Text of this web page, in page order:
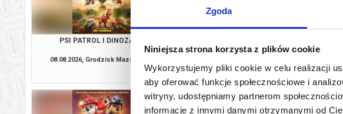
Zgoda
Niniejsza strona korzysta z plików cookie
Wykorzystujemy pliki cookie w celu realizacji
aby oferować funkcje społecznościowe i
witryny, udostępniamy partnerom
informacje z innymi danymi otrzymanymi od
PSI PATROL I DINOZAURY
08.08.2026, Grodzisk Mazowiecki
kup bilet
kup bilet